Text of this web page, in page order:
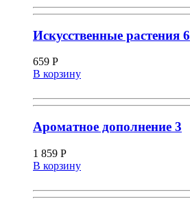
Искусственные растения 6
659 Р
В корзину
Ароматное дополнение 3
1 859 Р
В корзину